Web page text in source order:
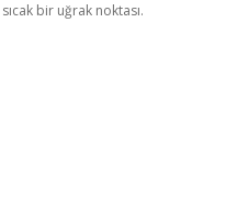
bir uğrak noktası.